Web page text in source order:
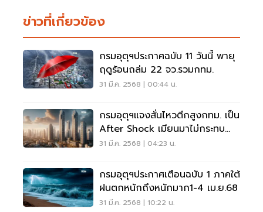
ข่าวที่เกี่ยวข้อง
กรมอุตุฯประกาศฉบับ 11 วันนี้ พายุ
ฤดูร้อนถล่ม 22 จว.รวมกทม.
31 มี.ค. 2568 | 00:44 น.
กรมอุตุฯแจงสั่นไหวตึกสูงกทม. เป็น
After Shock เมียนมาไม่กระทบ
ไทย
31 มี.ค. 2568 | 04:23 น.
กรมอุตุฯประกาศเตือนฉบับ 1 ภาคใต้
ฝนตกหนักถึงหนักมาก1-4 เม.ย.68
31 มี.ค. 2568 | 10:22 น.